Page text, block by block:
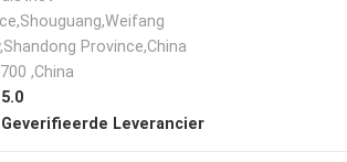
Province,China
,China
5.0
Geverifieerde Leverancier